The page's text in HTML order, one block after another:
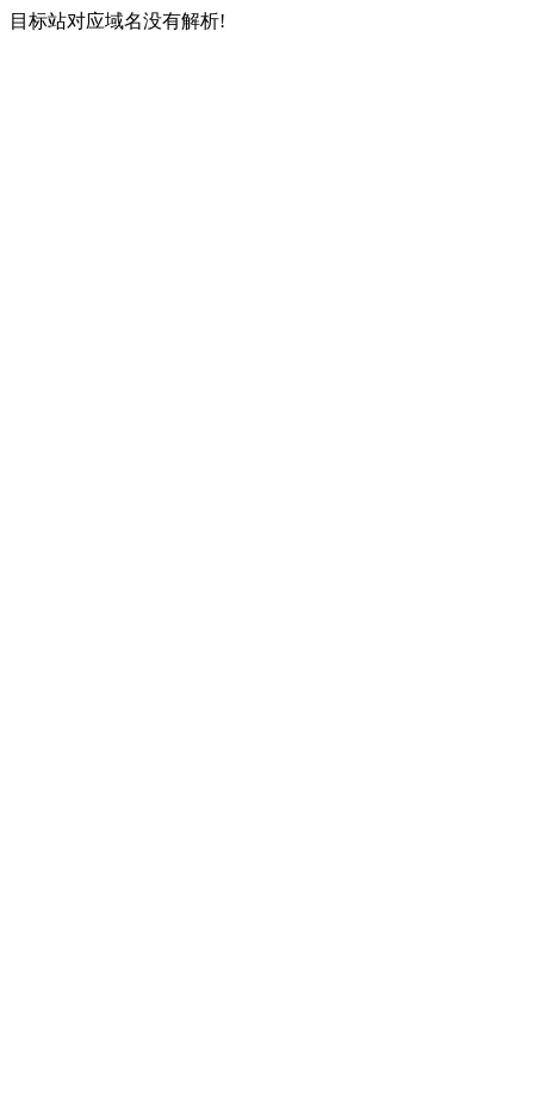
目标站对应域名没有解析!